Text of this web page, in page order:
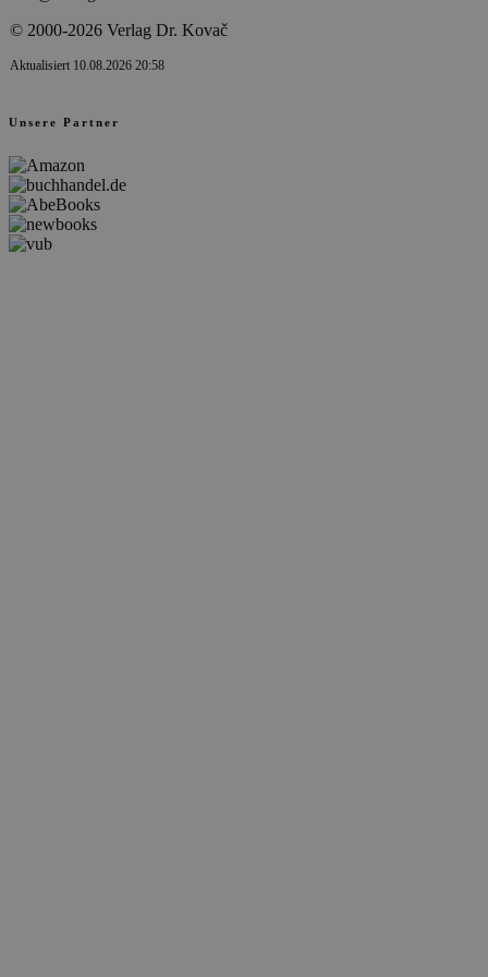
© 2000-2026 Verlag Dr. Kovač
Aktualisiert 10.08.2026 20:58
Unsere Partner